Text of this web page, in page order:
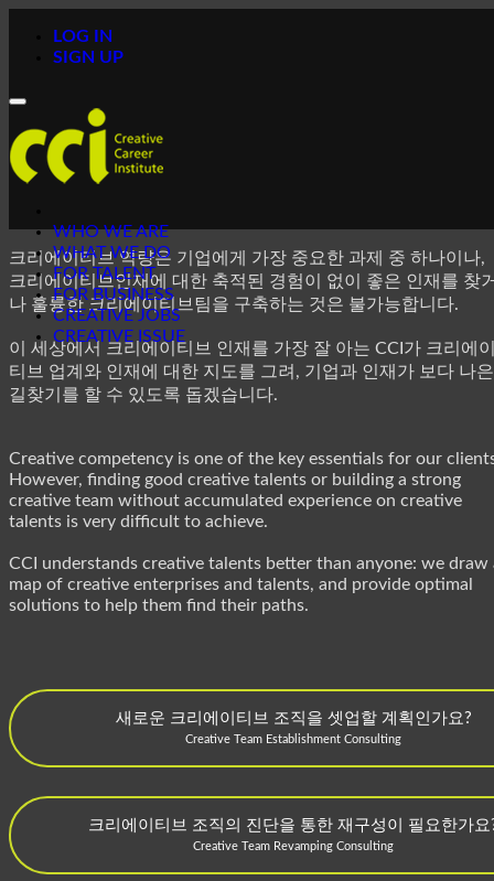
LOG IN
SIGN UP
Toggle
navigation
WHO WE ARE
WHAT WE DO
FOR TALENT
FOR BUSINESS
CREATIVE JOBS
CREATIVE ISSUE
크리에이티브 역량은 기업에게 가장 중요한 과제 중 하나이나,
크리에이티브인재에 대한 축적된 경험이 없이 좋은 인재를 찾
나 훌륭한 크리에이티브팀을 구축하는 것은 불가능합니다.
이 세상에서 크리에이티브 인재를 가장 잘 아는 CCI가 크리에
티브 업계와 인재에 대한 지도를 그려, 기업과 인재가 보다 나은
길찾기를 할 수 있도록 돕겠습니다.
Creative competency is one of the key essentials for our
However, finding good creative talents or building a strong
creative team without accumulated experience on creative
talents is very difficult to achieve.
CCI understands creative talents better than anyone: we draw
map of creative enterprises and talents, and provide optimal
solutions to help them find their paths.
새로운 크리에이티브 조직을 셋업할 계획인가요?
Creative Team Establishment Consulting
크리에이티브 조직의 진단을 통한 재구성이 필요한가요
Creative Team Revamping Consulting